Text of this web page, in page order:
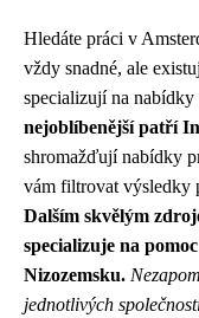
Hledáte práci v
vždy snadné, ale
specializují na
nejoblíbenější patří
shromažďují nabídky
vám filtrovat výsledky
Dalším skvělým
specializuje na
Nizozemsku.
jednotlivých